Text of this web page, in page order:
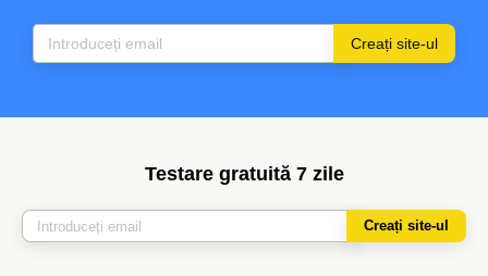
Creați site-ul
Testare gratuită 7 zile
Creați site-ul